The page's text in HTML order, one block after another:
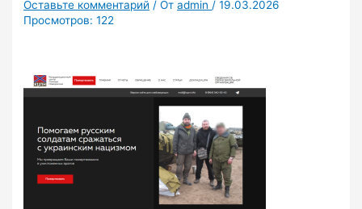
Оставьте комментарий / Отadmin /19.03.2026
Просмотров: 122